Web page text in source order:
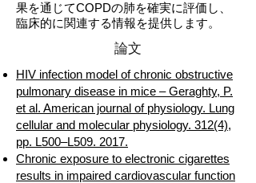
果を通じてCOPDの肺を確実に評価し、
臨床的に関連する情報を提供します。
論文
HIV infection model of chronic obstructive
pulmonary disease in mice – Geraghty, P.
et al. American journal of physiology. Lung
cellular and molecular physiology. 312(4),
pp. L500–L509. 2017.
Chronic exposure to electronic cigarettes
results in impaired cardiovascular function